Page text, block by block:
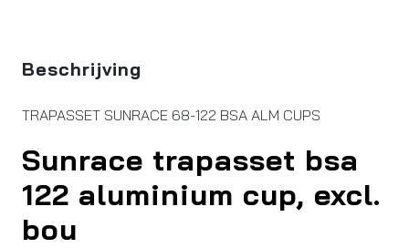
Beschrijving
TRAPASSET SUNRACE 68-122 BSA ALM CUPS
Sunrace trapasset bsa
122 aluminium cup, excl.
bou